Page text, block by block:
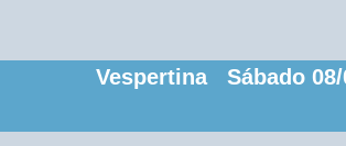
Vespertina Sábado 08/